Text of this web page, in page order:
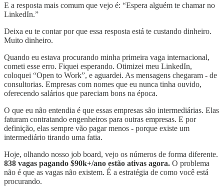
E a resposta mais comum que vejo é: “Espera alguém te chamar no
LinkedIn.”
Deixa eu te contar por que essa resposta está te custando dinheiro.
Muito dinheiro.
Quando eu estava procurando minha primeira vaga internacional,
cometi esse erro. Fiquei esperando. Otimizei meu LinkedIn,
coloquei “Open to Work”, e aguardei. As mensagens chegaram - de
consultorias. Empresas com nomes que eu nunca tinha ouvido,
oferecendo salários que pareciam bons na época.
O que eu não entendia é que essas empresas são intermediárias. Elas
faturam contratando engenheiros para outras empresas. E por
definição, elas sempre vão pagar menos - porque existe um
intermediário tirando uma fatia.
Hoje, olhando nosso job board, vejo os números de forma diferente.
838 vagas pagando $90k+/ano estão ativas agora. O problema
não é que as vagas não existem. É a estratégia de como você está
procurando.